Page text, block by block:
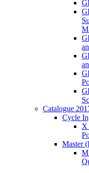
Catalogue
Cycle
X
Master